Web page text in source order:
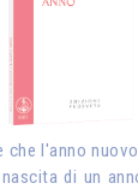
che l'anno
di un